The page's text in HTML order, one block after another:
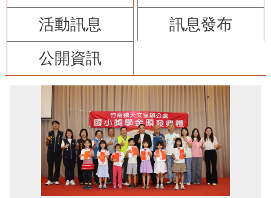
活動訊息
訊息發布
公開資訊